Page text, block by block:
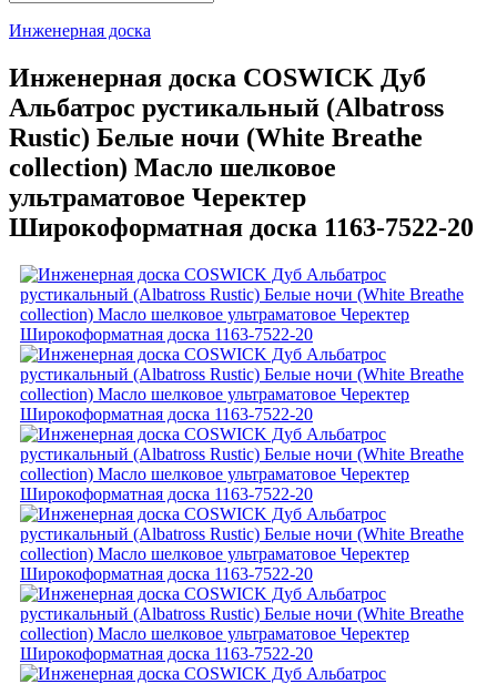
Инженерная доска
Инженерная доска COSWICK Дуб
Альбатрос рустикальный (Albatross
Rustic) Белые ночи (White Breathe
collection) Масло шелковое
ультраматовое Черектер
Широкоформатная доска 1163-7522-20